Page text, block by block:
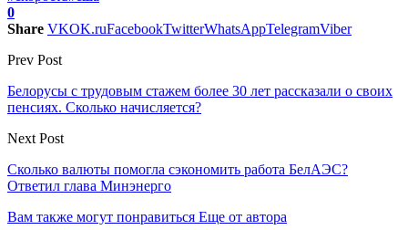
0
Share VKOK.ruFacebookTwitterWhatsAppTelegramViber
Prev Post
Белорусы с трудовым стажем более 30 лет рассказали о своих
пенсиях. Сколько начисляется?
Next Post
Сколько валюты помогла сэкономить работа БелАЭС?
Ответил глава Минэнерго
Вам также могут понравиться Еще от автора